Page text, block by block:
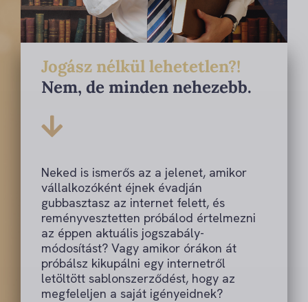
Jogász nélkül lehetetlen?!
Nem, de minden nehezebb.
Neked is ismerős az a jelenet, amikor
vállalkozóként éjnek évadján
gubbasztasz az internet felett, és
reményvesztetten próbálod értelmezni
az éppen aktuális jogszabály-
módosítást? Vagy amikor órákon át
próbálsz kikupálni egy internetről
letöltött sablonszerződést, hogy az
megfeleljen a saját igényeidnek?